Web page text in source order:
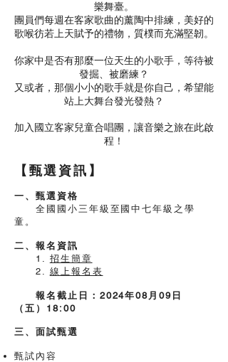
樂舞臺。
團員們每週在客家歌曲的薰陶中排練，美好的
歌喉彷若上天賦予的禮物，質樸而充滿堅韌。
你家中是否有那麼一位天生的小歌手，等待被
發掘、被磨練？
又或者，那個小小的歌手就是你自己，希望能
站上大舞台發光發熱？
加入國立客家兒童合唱團，讓音樂之旅在此啟
程！
【甄選資訊】
一、甄選資格
全國國小三年級至國中七年級之學
童。
二、報名資訊
1. 招生簡章
2. 線上報名表
報名截止日：2024年08 月09日
（五）18:00
三、面試甄選
​甄試內容